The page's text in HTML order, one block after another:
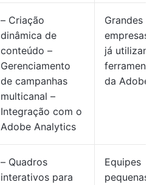
– Criação
dinâmica de
conteúdo –
Gerenciamento
de campanhas
multicanal –
Integração com o
Adobe Analytics
Grandes
empresas
já utilizam
da Adobe
– Quadros
interativos para
Equipes
pequenas